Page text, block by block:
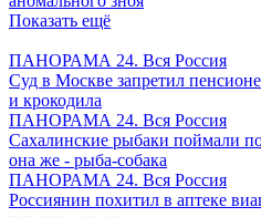
Показать ещё
ПАНОРАМА 24. Вся Россия
Суд в Москве запретил
и крокодила
ПАНОРАМА 24. Вся Россия
Сахалинские рыбаки поймали
она же - рыба-собака
ПАНОРАМА 24. Вся Россия
Россиянин похитил в аптеке